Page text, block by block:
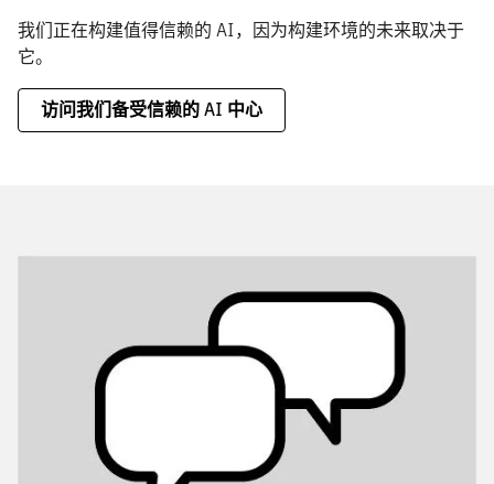
我们正在构建值得信赖的 AI，因为构建环境的未来取决于
它。
访问我们备受信赖的 AI 中心